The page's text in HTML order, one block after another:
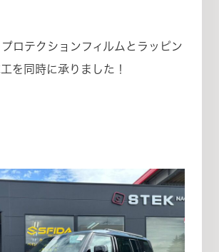
ロテクションフィルムとラッピン
を同時に承りました！